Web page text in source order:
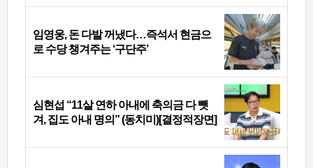
임영웅, 돈 다발 꺼냈다…즉석서 현금으
로 수당 챙겨주는 ‘구단주’
심현섭 “11살 연하 아내에 축의금 다 뺏
겨, 집도 아내 명의” (동치미)[결정적장면]